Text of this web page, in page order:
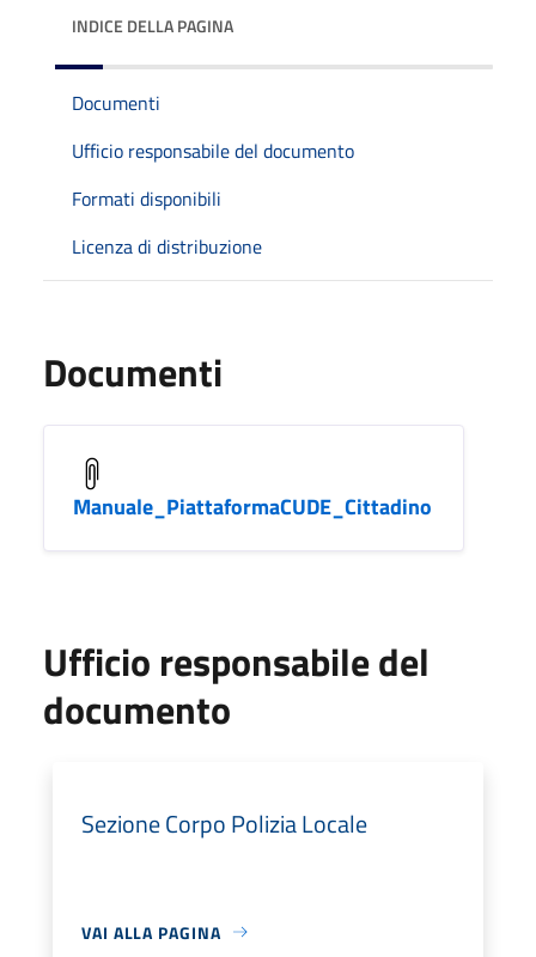
INDICE DELLA PAGINA
Documenti
Ufficio responsabile del documento
Formati disponibili
Licenza di distribuzione
Documenti
Manuale_PiattaformaCUDE_Cittadino
Ufficio responsabile del
documento
Sezione Corpo Polizia Locale
VAI ALLA PAGINA